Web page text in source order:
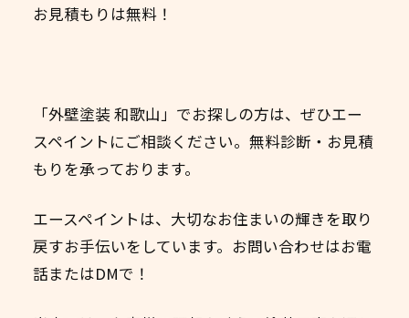
お見積もりは無料！
「外壁塗装 和歌山」でお探しの方は、ぜひエー
スペイントにご相談ください。無料診断・お見積
もりを承っております。
エースペイントは、大切なお住まいの輝きを取り
戻すお手伝いをしています。お問い合わせはお電
話またはDMで！